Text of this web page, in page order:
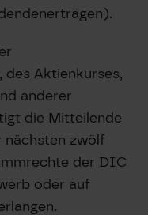
des Aktienkurses,
anderer
die Mitteilende
nächsten zwölf
der DIC
oder auf